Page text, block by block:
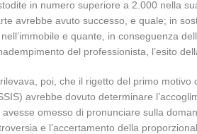
in numero superiore a 2.000 nella
avrebbe avuto successo, e quale; in
e quante, in conseguenza
del professionista, l’esito
poi, che il rigetto del primo motivo
avrebbe dovuto determinare
avesse omesso di pronunciare sulla
e l’accertamento della